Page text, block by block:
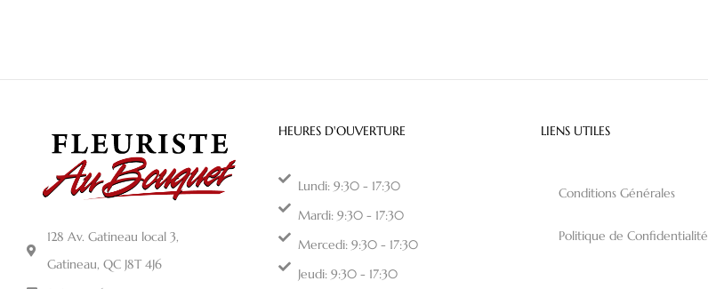
128 Av. Gatineau local 3,
Gatineau, QC J8T 4J6
HEURES D'OUVERTURE
Lundi: 9:30 - 17:30
Mardi: 9:30 - 17:30
Mercedi: 9:30 - 17:30
Jeudi: 9:30 - 17:30
LIENS UTILES
Conditions Générales
Politique de Confidentialité